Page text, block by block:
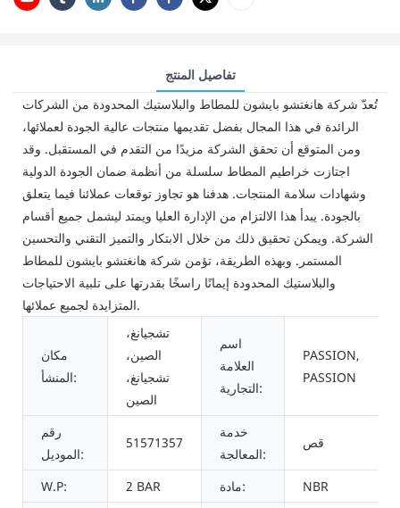
تفاصيل المنتج
تُعدّ شركة هانغتشو بايشون للمطاط والبلاستيك المحدودة من الشركات
الرائدة في هذا المجال بفضل تقديمها منتجات عالية الجودة لعملائها،
ومن المتوقع أن تحقق الشركة مزيدًا من التقدم في المستقبل. وقد
اجتازت خراطيم المطاط سلسلة من أنظمة ضمان الجودة الدولية
وشهادات سلامة المنتجات. هدفنا هو تجاوز توقعات عملائنا فيما يتعلق
بالجودة. يبدأ هذا الالتزام من الإدارة العليا ويمتد ليشمل جميع أقسام
الشركة. ويمكن تحقيق ذلك من خلال الابتكار والتميز التقني والتحسين
المستمر. وبهذه الطريقة، تؤمن شركة هانغتشو بايشون للمطاط
والبلاستيك المحدودة إيمانًا راسخًا بقدرتها على تلبية الاحتياجات
المتزايدة لجميع عملائها.
مكان
المنشأ:
تشجيانغ،
الصين،
تشجيانغ،
الصين
اسم
العلامة
التجارية:
PASSION,
PASSION
رقم
الموديل:
51571357
خدمة
المعالجة:
قص
W.P: 2 BAR مادة: NBR